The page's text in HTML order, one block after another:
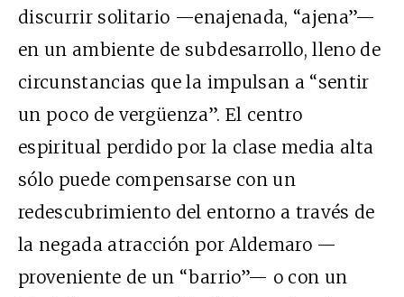
discurrir solitario —enajenada, “ajena”—
en un ambiente de subdesarrollo, lleno de
circunstancias que la impulsan a “sentir
un poco de vergüenza”. El centro
espiritual perdido por la clase media alta
sólo puede compensarse con un
redescubrimiento del entorno a través de
la negada atracción por Aldemaro —
proveniente de un “barrio”— o con un